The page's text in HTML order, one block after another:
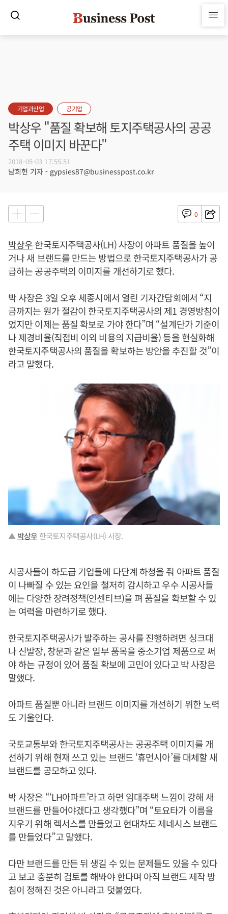
기업과산업 공기업
박상우 "품질 확보해 토지주택공사의 공공
주택 이미지 바꾼다"
2018-05-03 17:55:51
남희헌 기자 - gypsies87@businesspost.co.kr
0
박상우한국토지주택공사(LH) 사장이 아파트 품질을 높이
거나 새 브랜드를 만드는 방법으로 한국토지주택공사가 공
급하는 공공주택의 이미지를 개선하기로 했다.
박 사장은 3일 오후 세종시에서 열린 기자간담회에서 “지
금까지는 원가 절감이 한국토지주택공사의 제1 경영방침이
었지만 이제는 품질 확보로 가야 한다”며 “설계단가 기준이
나 제경비율(직접비 이외 비용의 지급비율) 등을 현실화해
한국토지주택공사의 품질을 확보하는 방안을 추진할 것”이
라고 말했다.
▲박상우 한국토지주택공사(LH) 사장.
시공사들이 하도급 기업들에 다단계 하청을 줘 아파트 품질
이 나빠질 수 있는 요인을 철저히 감시하고 우수 시공사들
에는 다양한 장려정책(인센티브)을 펴 품질을 확보할 수 있
는 여력을 마련하기로 했다.
한국토지주택공사가 발주하는 공사를 진행하려면 싱크대
나 신발장, 창문과 같은 일부 품목을 중소기업 제품으로 써
야 하는 규정이 있어 품질 확보에 고민이 있다고 박 사장은
말했다.
아파트 품질뿐 아니라 브랜드 이미지를 개선하기 위한 노력
도 기울인다.
국토교통부와 한국토지주택공사는 공공주택 이미지를 개
선하기 위해 현재 쓰고 있는 브랜드 ‘휴먼시아’를 대체할 새
브랜드를 공모하고 있다.
박 사장은 “‘LH아파트’라고 하면 임대주택 느낌이 강해 새
브랜드를 만들어야겠다고 생각했다”며 “토요타가 이름을
지우기 위해 렉서스를 만들었고 현대차도 제네시스 브랜드
를 만들었다”고 말했다.
다만 브랜드를 만든 뒤 생길 수 있는 문제들도 있을 수 있다
고 보고 충분히 검토를 해봐야 한다며 아직 브랜드 제작 방
침이 정해진 것은 아니라고 덧붙였다.